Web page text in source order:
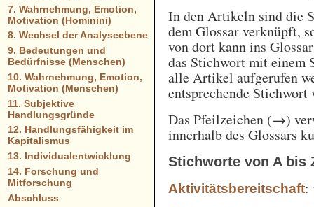
In den Artikeln sind die
dem Glossar verknüpft,
von dort kann ins
das Stichwort mit einem
alle Artikel aufgerufen
entsprechende Stichwort
Das Pfeilzeichen (→)
innerhalb des Glossars
Stichworte von A bis
Aktivitätsbereitschaft:
7. Wahrnehmung, Emotion,
Motivation (Hominini)
8. Wechsel der Analyseebene
9. Bedeutungen und
Bedürfnisse (Menschen)
10. Wahrnehmung, Emotion,
Motivation (Menschen)
11. Subjektive
Handlungsgründe
12. Handlungsfähigkeit im
Kapitalismus
13. Individualentwicklung
14. Forschung und
Mitforschung
Abschluss